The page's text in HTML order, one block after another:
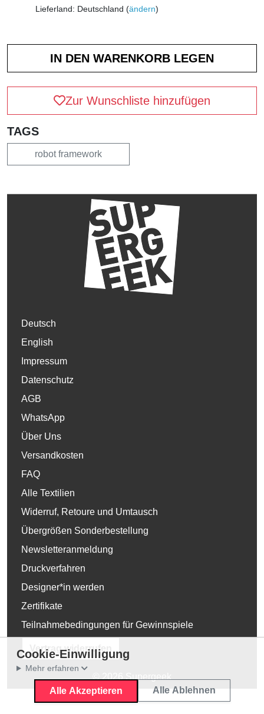
Lieferland: Deutschland (ändern)
Zur Wunschliste hinzufügen
TAGS
robot framework
Deutsch
English
Impressum
Datenschutz
AGB
WhatsApp
Über Uns
Versandkosten
FAQ
Alle Textilien
Widerruf, Retoure und Umtausch
Übergrößen Sonderbestellung
Newsletteranmeldung
Druckverfahren
Designer*in werden
Zertifikate
Teilnahmebedingungen für Gewinnspiele
Vertrag widerrufen
Cookie-Einwilligung
Mehr erfahren
Alle Akzeptieren Alle Ablehnen